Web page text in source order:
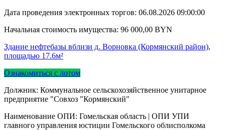
Дата проведения электронных торгов: 06.08.2026 09:00:00
Начальная стоимость имущества: 96 000,00 BYN
Здание нефтебазы вблизи д. Ворновка (Кормянский район),
площадью 17.6м²
Ознакомиться с лотом
Должник: Коммунальное сельскохозяйственное унитарное
предприятие "Совхоз "Кормянский"
Наименование ОПИ: Гомельская область | ОПИ УПИ
главного управления юстиции Гомельского облисполкома